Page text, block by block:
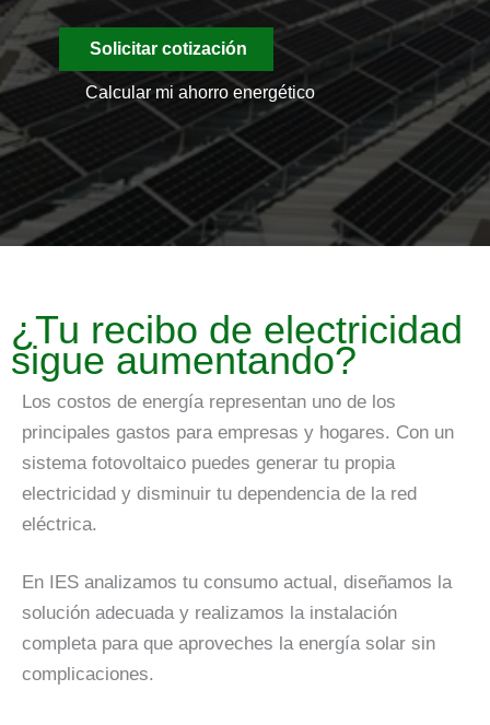
Solicitar cotización
Calcular mi ahorro energético
¿Tu recibo de electricidad
sigue aumentando?
Los costos de energía representan uno de los
principales gastos para empresas y hogares. Con un
sistema fotovoltaico puedes generar tu propia
electricidad y disminuir tu dependencia de la red
eléctrica.
En IES analizamos tu consumo actual, diseñamos la
solución adecuada y realizamos la instalación
completa para que aproveches la energía solar sin
complicaciones.